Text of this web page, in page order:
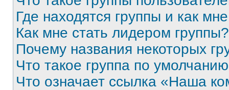
Где находятся группы и как
Как мне стать лидером группы?
Почему названия некоторых
Что такое группа по
Что означает ссылка «Наша